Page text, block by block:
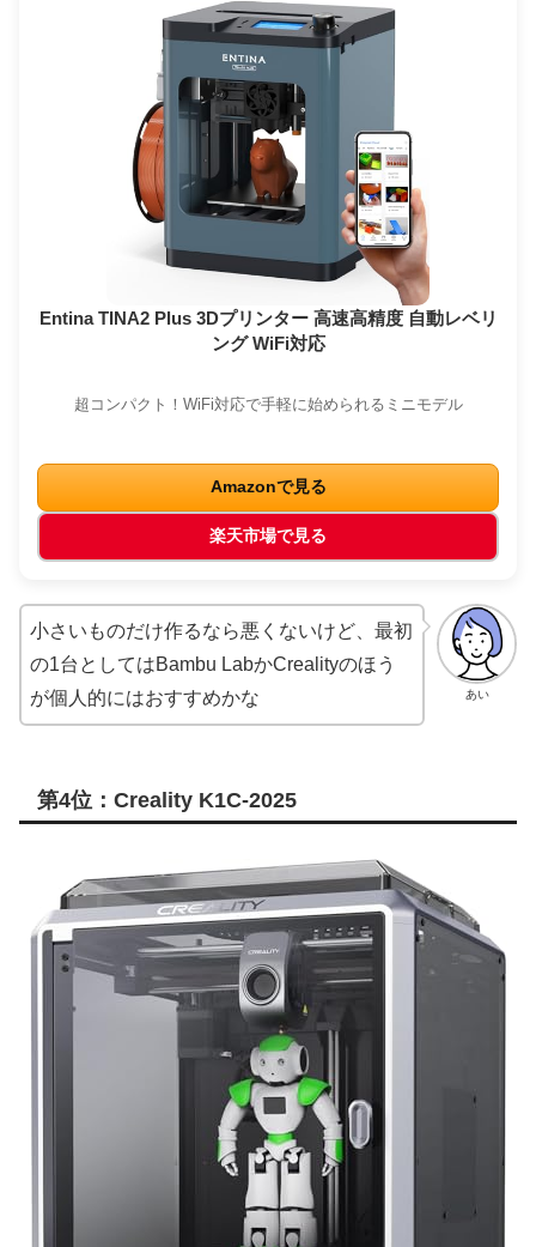
Entina TINA2 Plus 3Dプリンター 高速高精度 自動レベリ
ング WiFi対応
超コンパクト！WiFi対応で手軽に始められるミニモデル
Amazonで見る
楽天市場で見る
あい
小さいものだけ作るなら悪くないけど、最初
の1台としてはBambu LabかCrealityのほう
が個人的にはおすすめかな
第4位：Creality K1C-2025